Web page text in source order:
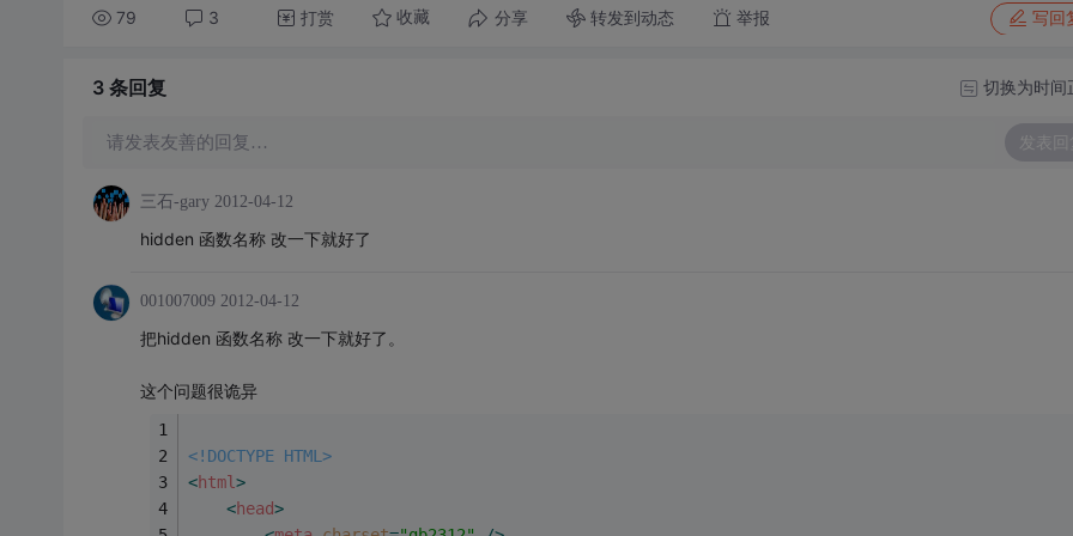
79 3 打赏 收藏 分享 转发到动态 举报 写回
3 条回复 切换为时间
请发表友善的回复… 发表回
三石-gary 2012-04-12
hidden 函数名称 改一下就好了
001007009 2012-04-12
把hidden 函数名称 改一下就好了。
这个问题很诡异
<!DOCTYPE HTML>
<html >
<head>